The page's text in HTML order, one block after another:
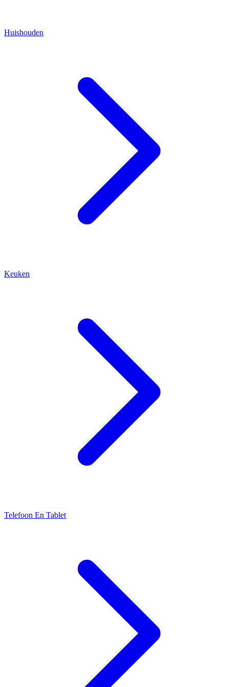
Huishouden
Keuken
Telefoon En Tablet